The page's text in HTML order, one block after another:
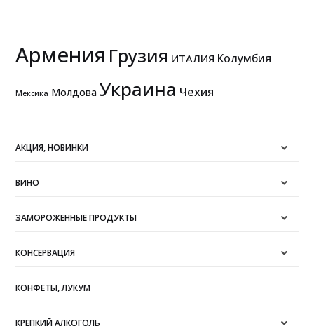
Армения Грузия ИТАЛИЯ Колумбия
Мексика Молдова Украина Чехия
АКЦИЯ, НОВИНКИ
ВИНО
ЗАМОРОЖЕННЫЕ ПРОДУКТЫ
КОНСЕРВАЦИЯ
КОНФЕТЫ, ЛУКУМ
КРЕПКИЙ АЛКОГОЛЬ